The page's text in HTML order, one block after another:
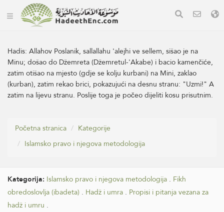
Hadis:Allahov Poslanik, sallallahu 'alejhi ve sellem, sišao je na
Minu; došao do Džemreta (Džemretul-'Akabe) i bacio kamenčiće,
zatim otišao na mjesto (gdje se kolju kurbani) na Mini, zaklao
(kurban), zatim rekao brici, pokazujući na desnu stranu: "Uzmi!" A
zatim na lijevu stranu. Poslije toga je počeo dijeliti kosu prisutnim.
Početna stranica
Kategorije
Islamsko pravo i njegova metodologija
Kategorija: Islamsko pravo i njegova metodologija . Fikh
obredoslovlja (ibadeta) . Hadž i umra . Propisi i pitanja vezana za
hadž i umru .